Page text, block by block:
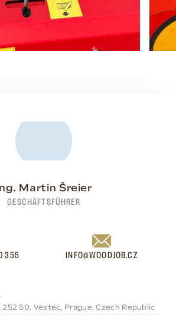
Martin Šreier
GESCHÄFTSFÜHRER
355 INFO@WOODJOB.CZ
252 50, Vestec, Prague, Czech Republic